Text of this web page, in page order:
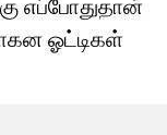
ஓட்டிகள்